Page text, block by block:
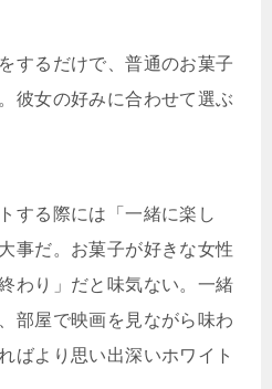
するだけで、普通のお菓子
彼女の好みに合わせて選ぶ
する際には「一緒に楽し
事だ。お菓子が好きな女性
わり」だと味気ない。一緒
部屋で映画を見ながら味わ
ばより思い出深いホワイト